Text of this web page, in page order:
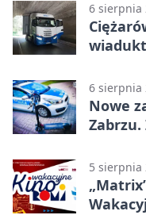
6 sierpnia
6 sierpnia
Nowe
Zabrzu.
5 sierpnia